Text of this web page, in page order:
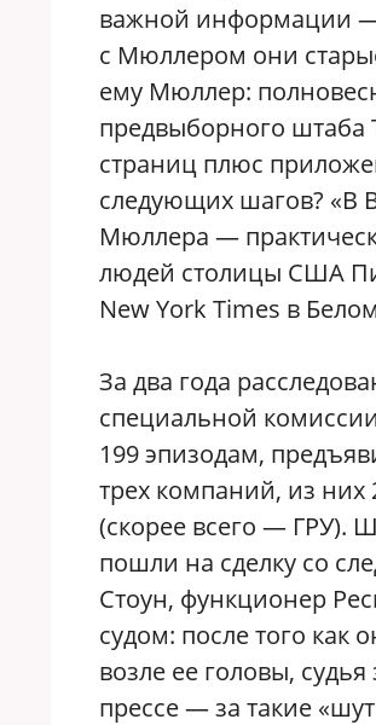
важной информации —
с Мюллером они
ему Мюллер:
предвыборного штаба
страниц плюс
следующих шагов? «В
Мюллера —
людей столицы США
New York Times в
За два года
специальной
199 эпизодам,
трех компаний, из
(скорее всего — ГРУ).
пошли на сделку со
Стоун, функционер
судом: после того как
возле ее головы,
прессе — за такие